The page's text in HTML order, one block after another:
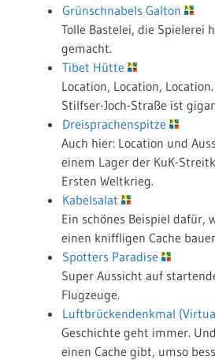
Grünschnabels Galton
Tolle Bastelei, die Spielerei
gemacht.
Tibet Hütte
Location, Location,
Stilfser-Joch-Straße ist
Dreisprachenspitze
Auch hier: Location und
einem Lager der KuK-
Ersten Weltkrieg.
Kabelsalat
Ein schönes Beispiel dafür,
einen kniffligen Cache
Spotters Paradise
Super Aussicht auf
Flugzeuge.
Luftbrückendenkmal
Geschichte geht immer.
einen Cache gibt, umso